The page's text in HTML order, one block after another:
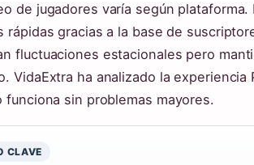
de jugadores varía según
rápidas gracias a la base de
fluctuaciones estacionales pero
VidaExtra ha analizado la
funciona sin problemas mayores.
CLAVE